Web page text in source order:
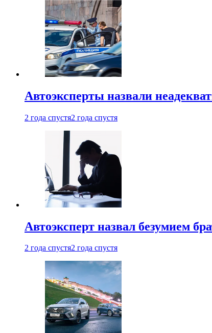
Автоэксперты назвали
2 года спустя2 года спустя
Автоэксперт назвал безумием
2 года спустя2 года спустя